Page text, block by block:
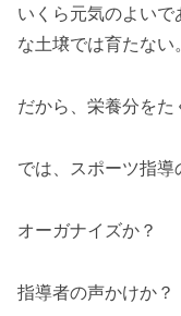
いくら元気のよいで
な土壌では育たない。
だから、栄養分をた
では、スポーツ指導
オーガナイズか？
指導者の声かけか？